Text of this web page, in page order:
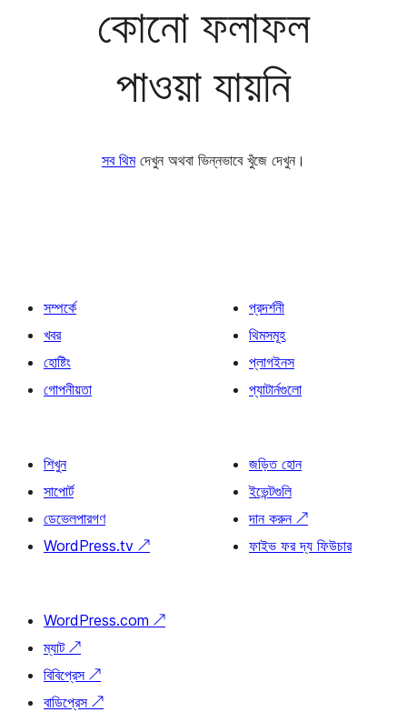
কোনো ফলাফল
পাওয়া যায়নি
সব থিমদেখুন অথবা ভিন্নভাবে খুঁজে দেখুন।
সম্পর্কে
খবর
হোষ্টিং
গোপনীয়তা
প্রদর্শনী
থিমসমূহ
প্লাগইনস
প্যাটার্নগুলো
শিখুন
সাপোর্ট
ডেভেলপারগণ
WordPress.tv ↗
জড়িত হোন
ইভেন্টগুলি
দান করুন ↗
ফাইভ ফর দ্য ফিউচার
WordPress.com ↗
ম্যাট ↗
বিবিপ্রেস ↗
বাডিপ্রেস ↗